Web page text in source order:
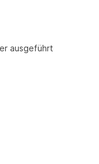
ausgeführt